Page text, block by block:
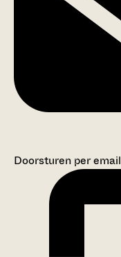
Doorsturen per email